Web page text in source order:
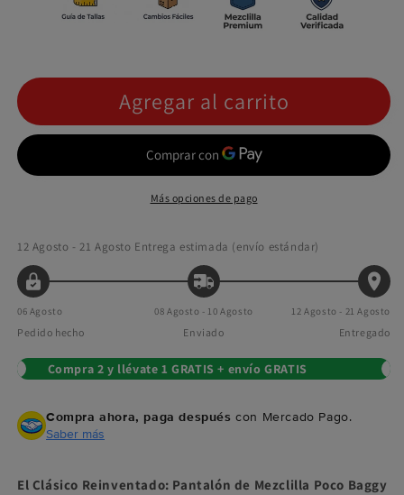
Agregar al carrito
Más opciones de pago
12 Agosto - 21 Agosto Entrega estimada (envío estándar)
06 Agosto
Pedido hecho
08 Agosto - 10 Agosto
Enviado
12 Agosto - 21 Agosto
Entregado
Compra 2 y llévate 1 GRATIS + envío GRATIS
Compra ahora, paga después con Mercado Pago.
Saber más
El Clásico Reinventado: Pantalón de Mezclilla Poco Baggy